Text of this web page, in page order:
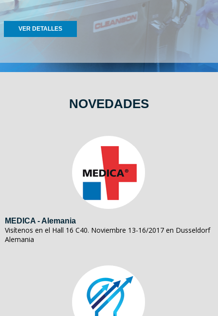
VER DETALLES
NOVEDADES
MEDICA - Alemania
Visítenos en el Hall 16 C40. Noviembre 13-16/2017 en Dusseldorf
Alemania